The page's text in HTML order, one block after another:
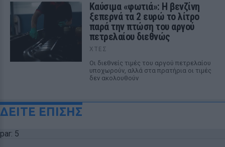
Καύσιμα «φωτιά»: Η βενζίνη
ξεπερνά τα 2 ευρώ το λίτρο
παρά την πτώση του αργού
πετρελαίου διεθνώς
ΧΤΕΣ
Οι διεθνείς τιμές του αργού πετρελαίου
υποχωρούν, αλλά στα πρατήρια οι τιμές
δεν ακολουθούν
ΔΕΙΤΕ ΕΠΙΣΗΣ
par: 5